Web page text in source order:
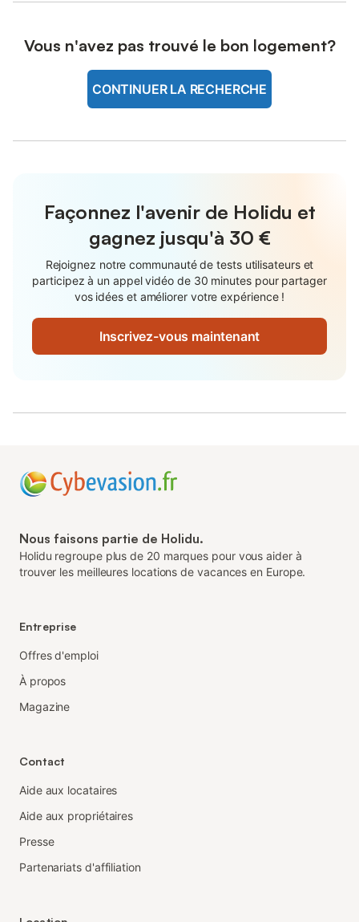
Vous n'avez pas trouvé le bon logement?
CONTINUER LA RECHERCHE
Façonnez l'avenir de Holidu et
gagnez jusqu'à 30 €
Rejoignez notre communauté de tests utilisateurs et
participez à un appel vidéo de 30 minutes pour partager
vos idées et améliorer votre expérience !
Inscrivez-vous maintenant
Nous faisons partie de Holidu.
Holidu regroupe plus de 20 marques pour vous aider à
trouver les meilleures locations de vacances en Europe.
Entreprise
Offres d'emploi
À propos
Magazine
Contact
Aide aux locataires
Aide aux propriétaires
Presse
Partenariats d'affiliation